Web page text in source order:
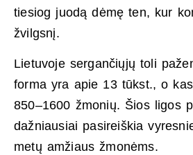
tiesiog juodą dėmę ten, kur
žvilgsnį.
Lietuvoje sergančiųjų toli
forma yra apie 13 tūkst., o
850–1600 žmonių. Šios ligos
dažniausiai pasireiškia
metų amžiaus žmonėms.